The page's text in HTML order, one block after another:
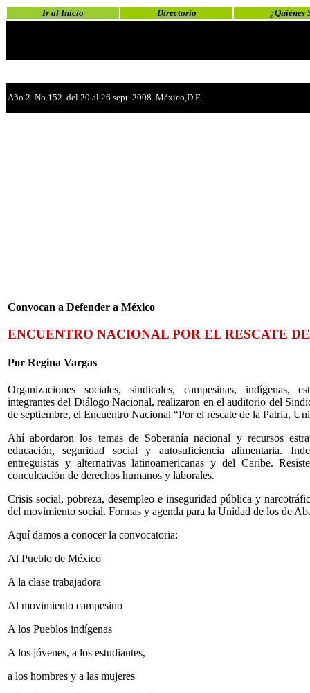
Ir al Inicio Directorio ¿Quiénes
Año 2. No.152. del 20 al 26 sept. 2008. México,D.F.
Convocan a Defender a México
ENCUENTRO NACIONAL POR EL RESCATE
Por Regina Vargas
Organizaciones sociales, sindicales, campesinas, indígenas,
integrantes del Diálogo Nacional, realizaron en el auditorio del
de septiembre, el Encuentro Nacional “Por el rescate de la Patria,
Ahí abordaron los temas de Soberanía nacional y recursos
educación, seguridad social y autosuficiencia alimentaria.
entreguistas y alternativas latinoamericanas y del Caribe.
conculcación de derechos humanos y laborales.
Crisis social, pobreza, desempleo e inseguridad pública y
del movimiento social. Formas y agenda para la Unidad de los de
Aquí damos a conocer la convocatoria:
Al Pueblo de México
A la clase trabajadora
Al movimiento campesino
A los Pueblos indígenas
A los jóvenes, a los estudiantes,
a los hombres y a las mujeres